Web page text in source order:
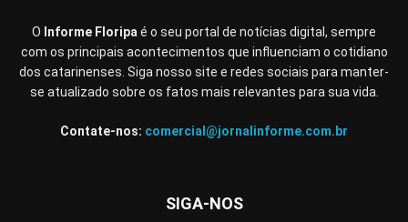
O Informe Floripa é o seu portal de notícias digital, sempre
com os principais acontecimentos que influenciam o cotidiano
dos catarinenses. Siga nosso site e redes sociais para manter-
se atualizado sobre os fatos mais relevantes para sua vida.
Contate-nos: comercial@jornalinforme.com.br
SIGA-NOS